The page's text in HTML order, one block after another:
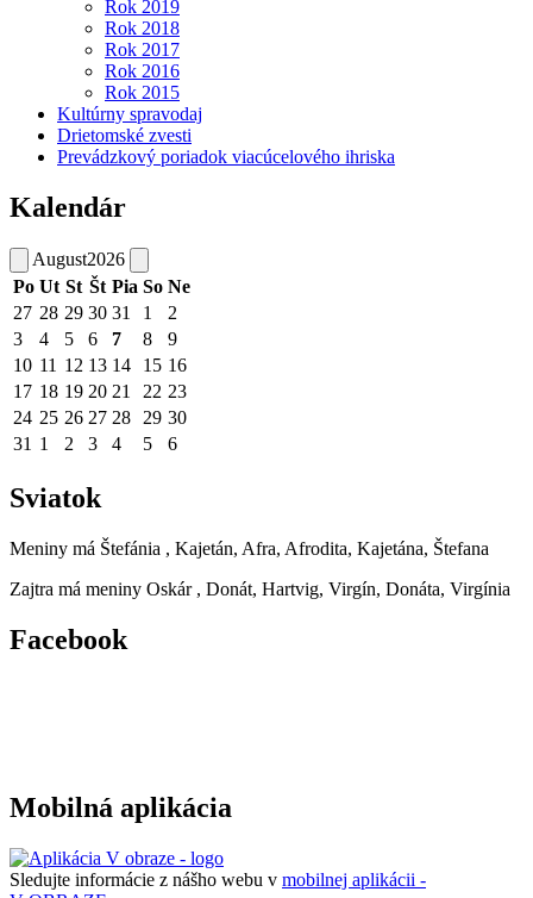
Rok 2019
Rok 2018
Rok 2017
Rok 2016
Rok 2015
Kultúrny spravodaj
Drietomské zvesti
Prevádzkový poriadok viacúcelového ihriska
Kalendár
August2026
Po Ut St Št Pia So Ne
27 28 29 30 31 1
2
3
4 5 6 7 8
9
10 11 12 13 14 15 16
17 18 19 20 21 22 23
24 25 26 27 28 29 30
31 1 2 3 4 5 6
Sviatok
Meniny má Štefánia , Kajetán, Afra, Afrodita, Kajetána, Štefana
Zajtra má meniny Oskár , Donát, Hartvig, Virgín, Donáta, Virgínia
Facebook
Mobilná aplikácia
Sledujte informácie z nášho webu v mobilnej aplikácii -